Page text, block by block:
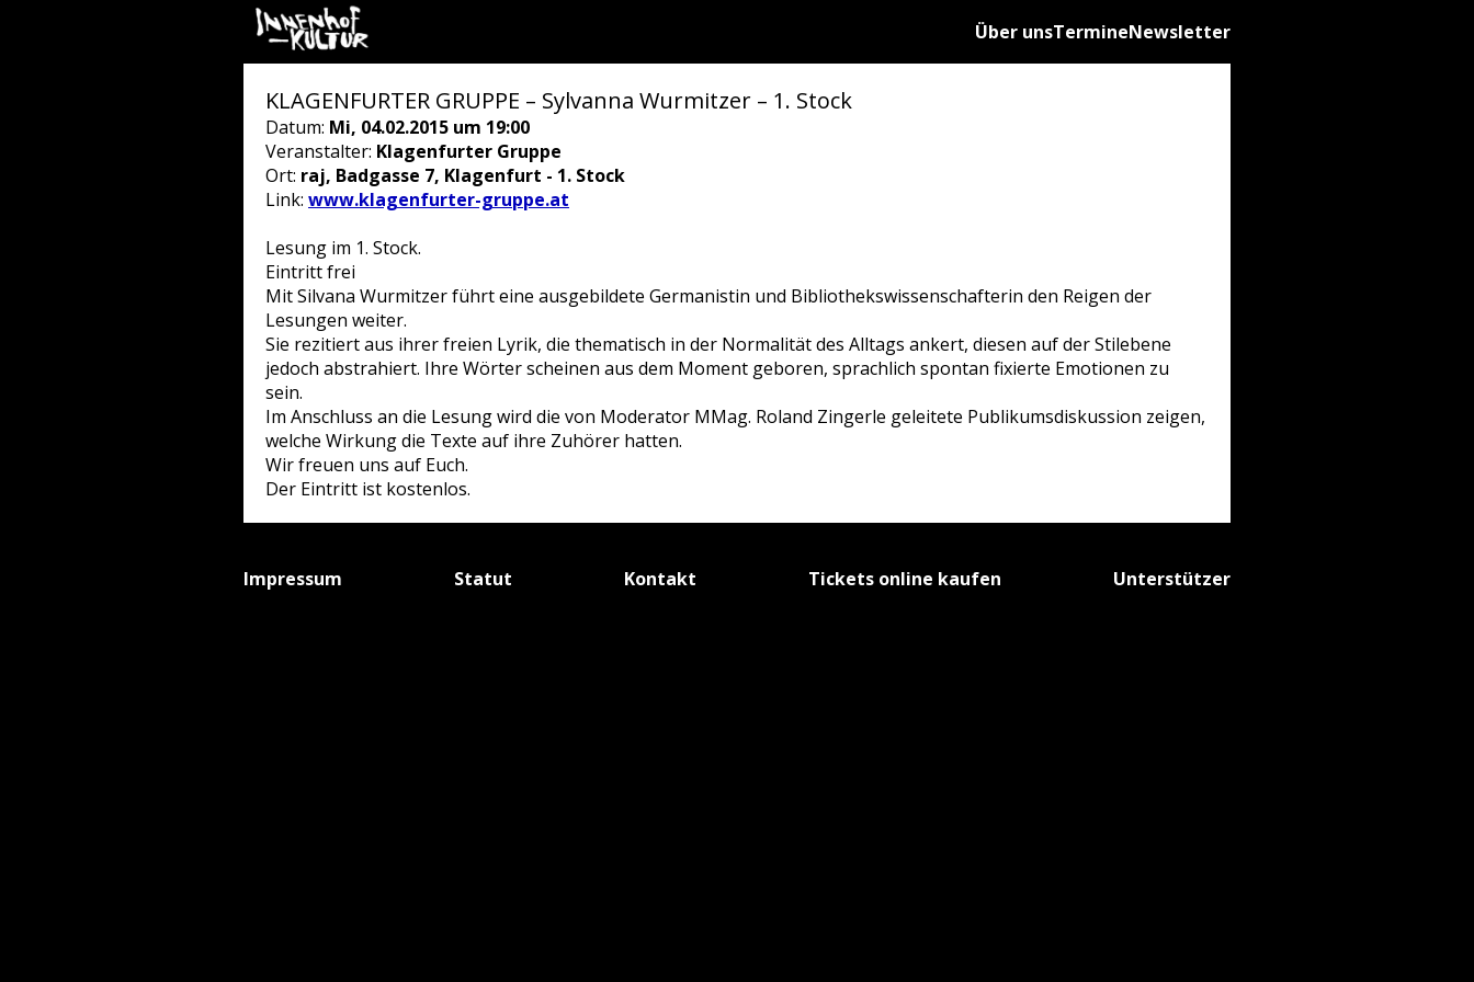
Über unsTermineNewsletter
KLAGENFURTER GRUPPE – Sylvanna Wurmitzer – 1. Stock
Datum: Mi, 04.02.2015 um 19:00
Veranstalter: Klagenfurter Gruppe
Ort: raj, Badgasse 7, Klagenfurt - 1. Stock
Link: www.klagenfurter-gruppe.at
Lesung im 1. Stock.
Eintritt frei
Mit Silvana Wurmitzer führt eine ausgebildete Germanistin und Bibliothekswissenschafterin den Reigen der
Lesungen weiter.
Sie rezitiert aus ihrer freien Lyrik, die thematisch in der Normalität des Alltags ankert, diesen auf der Stilebene
jedoch abstrahiert. Ihre Wörter scheinen aus dem Moment geboren, sprachlich spontan fixierte Emotionen zu
sein.
Im Anschluss an die Lesung wird die von Moderator MMag. Roland Zingerle geleitete Publikumsdiskussion zeigen,
welche Wirkung die Texte auf ihre Zuhörer hatten.
Wir freuen uns auf Euch.
Der Eintritt ist kostenlos.
Impressum Statut Kontakt Tickets online kaufen Unterstützer